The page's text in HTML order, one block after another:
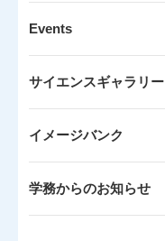
Events
サイエンスギャラリー
イメージバンク
学務からのお知らせ